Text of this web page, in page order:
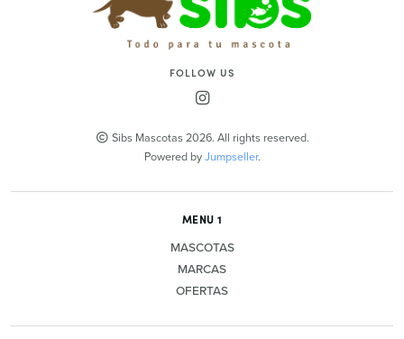
FOLLOW US
Sibs Mascotas 2026. All rights reserved.
Powered byJumpseller.
MENU 1
MASCOTAS
MARCAS
OFERTAS